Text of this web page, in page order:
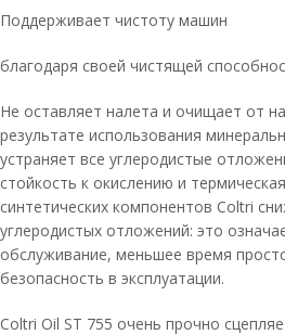
Поддерживает чистоту машин
благодаря своей чистящей
Не оставляет налета и очищает от
результате использования
устраняет все углеродистые
стойкость к окислению и
синтетических компонентов Coltri
углеродистых отложений: это
обслуживание, меньшее время
безопасность в эксплуатации.
Coltri Oil ST 755 очень прочно